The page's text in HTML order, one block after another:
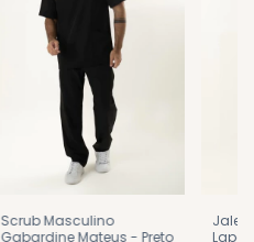
Scrub Masculino
Gabardine Mateus - Preto